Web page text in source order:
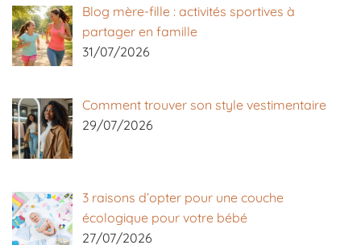
Blog mère-fille : activités sportives à
partager en famille
31/07/2026
Comment trouver son style vestimentaire
29/07/2026
3 raisons d’opter pour une couche
écologique pour votre bébé
27/07/2026